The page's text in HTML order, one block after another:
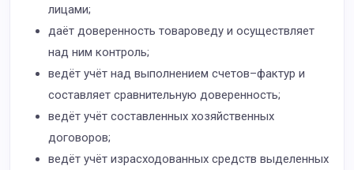
лицами;
даёт доверенность товароведу и осуществляет
над ним контроль;
ведёт учёт над выполнением счетов–фактур и
составляет сравнительную доверенность;
ведёт учёт составленных хозяйственных
договоров;
ведёт учёт израсходованных средств выделенных